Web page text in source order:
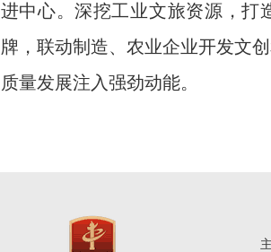
进中心。深挖工业文旅资源，打
牌，联动制造、农业企业开发文
质量发展注入强劲动能。